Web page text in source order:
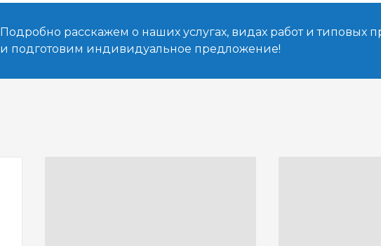
Подробно расскажем о наших услугах, видах работ и типовых
и подготовим индивидуальное предложение!